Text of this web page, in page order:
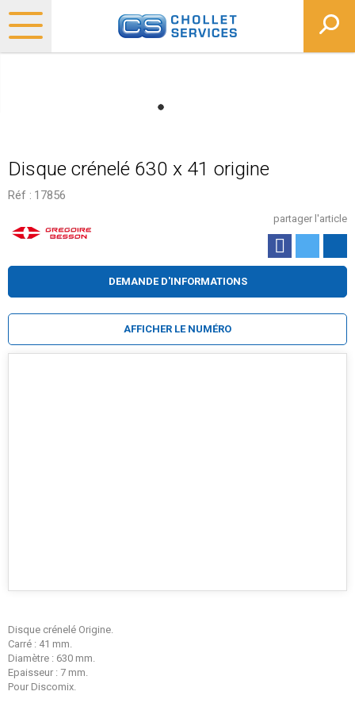
Disque crénelé 630 x 41 origine
Réf : 17856
partager l'article
Disque crénelé Origine.
Carré : 41 mm.
Diamètre : 630 mm.
Epaisseur : 7 mm.
Pour Discomix.
DEMANDE D'INFORMATIONS
AFFICHER LE NUMÉRO